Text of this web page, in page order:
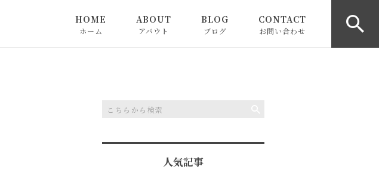
HOME
ホーム
ABOUT
アバウト
BLOG
ブログ
CONTACT
お問い合わせ
人気記事